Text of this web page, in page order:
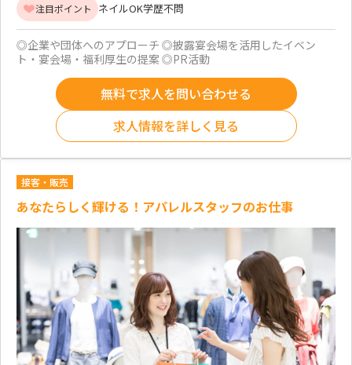
注目ポイント ネイルOK学歴不問
◎企業や団体へのアプローチ ◎披露宴会場を活用したイベン
ト・宴会場・福利厚生の提案 ◎PR活動
無料で求人を問い合わせる
求人情報を詳しく見る
接客・販売
あなたらしく輝ける！アパレルスタッフのお仕事